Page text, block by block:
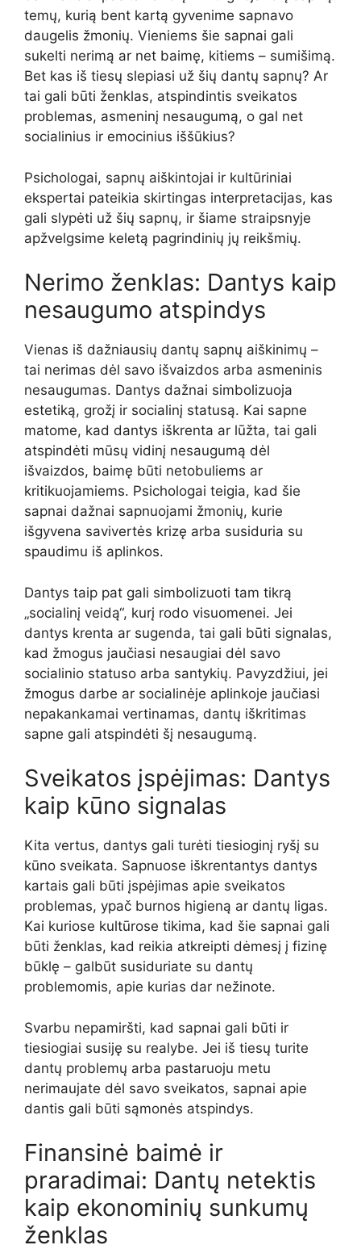
temų, kurią bent kartą gyvenime sapnavo
daugelis žmonių. Vieniems šie sapnai gali
sukelti nerimą ar net baimę, kitiems – sumišimą.
Bet kas iš tiesų slepiasi už šių dantų sapnų? Ar
tai gali būti ženklas, atspindintis sveikatos
problemas, asmeninį nesaugumą, o gal net
socialinius ir emocinius iššūkius?
Psichologai, sapnų aiškintojai ir kultūriniai
ekspertai pateikia skirtingas interpretacijas, kas
gali slypėti už šių sapnų, ir šiame straipsnyje
apžvelgsime keletą pagrindinių jų reikšmių.
Nerimo ženklas: Dantys kaip
nesaugumo atspindys
Vienas iš dažniausių dantų sapnų aiškinimų –
tai nerimas dėl savo išvaizdos arba asmeninis
nesaugumas. Dantys dažnai simbolizuoja
estetiką, grožį ir socialinį statusą. Kai sapne
matome, kad dantys iškrenta ar lūžta, tai gali
atspindėti mūsų vidinį nesaugumą dėl
išvaizdos, baimę būti netobuliems ar
kritikuojamiems. Psichologai teigia, kad šie
sapnai dažnai sapnuojami žmonių, kurie
išgyvena savivertės krizę arba susiduria su
spaudimu iš aplinkos.
Dantys taip pat gali simbolizuoti tam tikrą
„socialinį veidą“, kurį rodo visuomenei. Jei
dantys krenta ar sugenda, tai gali būti signalas,
kad žmogus jaučiasi nesaugiai dėl savo
socialinio statuso arba santykių. Pavyzdžiui, jei
žmogus darbe ar socialinėje aplinkoje jaučiasi
nepakankamai vertinamas, dantų iškritimas
sapne gali atspindėti šį nesaugumą.
Sveikatos įspėjimas: Dantys
kaip kūno signalas
Kita vertus, dantys gali turėti tiesioginį ryšį su
kūno sveikata. Sapnuose iškrentantys dantys
kartais gali būti įspėjimas apie sveikatos
problemas, ypač burnos higieną ar dantų ligas.
Kai kuriose kultūrose tikima, kad šie sapnai gali
būti ženklas, kad reikia atkreipti dėmesį į fizinę
būklę – galbūt susiduriate su dantų
problemomis, apie kurias dar nežinote.
Svarbu nepamiršti, kad sapnai gali būti ir
tiesiogiai susiję su realybe. Jei iš tiesų turite
dantų problemų arba pastaruoju metu
nerimaujate dėl savo sveikatos, sapnai apie
dantis gali būti sąmonės atspindys.
Finansinė baimė ir
praradimai: Dantų netektis
kaip ekonominių sunkumų
ženklas